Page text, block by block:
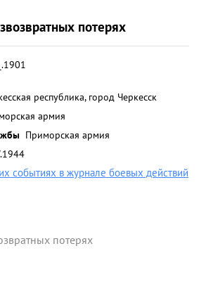
потерях
республика, город Черкесск
армия
Приморская армия
событиях в журнале боевых действий
потерях